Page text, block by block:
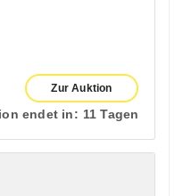
Zur Auktion
endet in: 11 Tagen